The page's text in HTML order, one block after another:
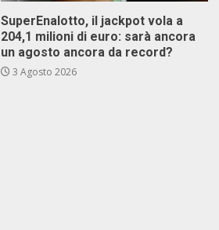
SuperEnalotto, il jackpot vola a
204,1 milioni di euro: sarà ancora
un agosto ancora da record?
3 Agosto 2026